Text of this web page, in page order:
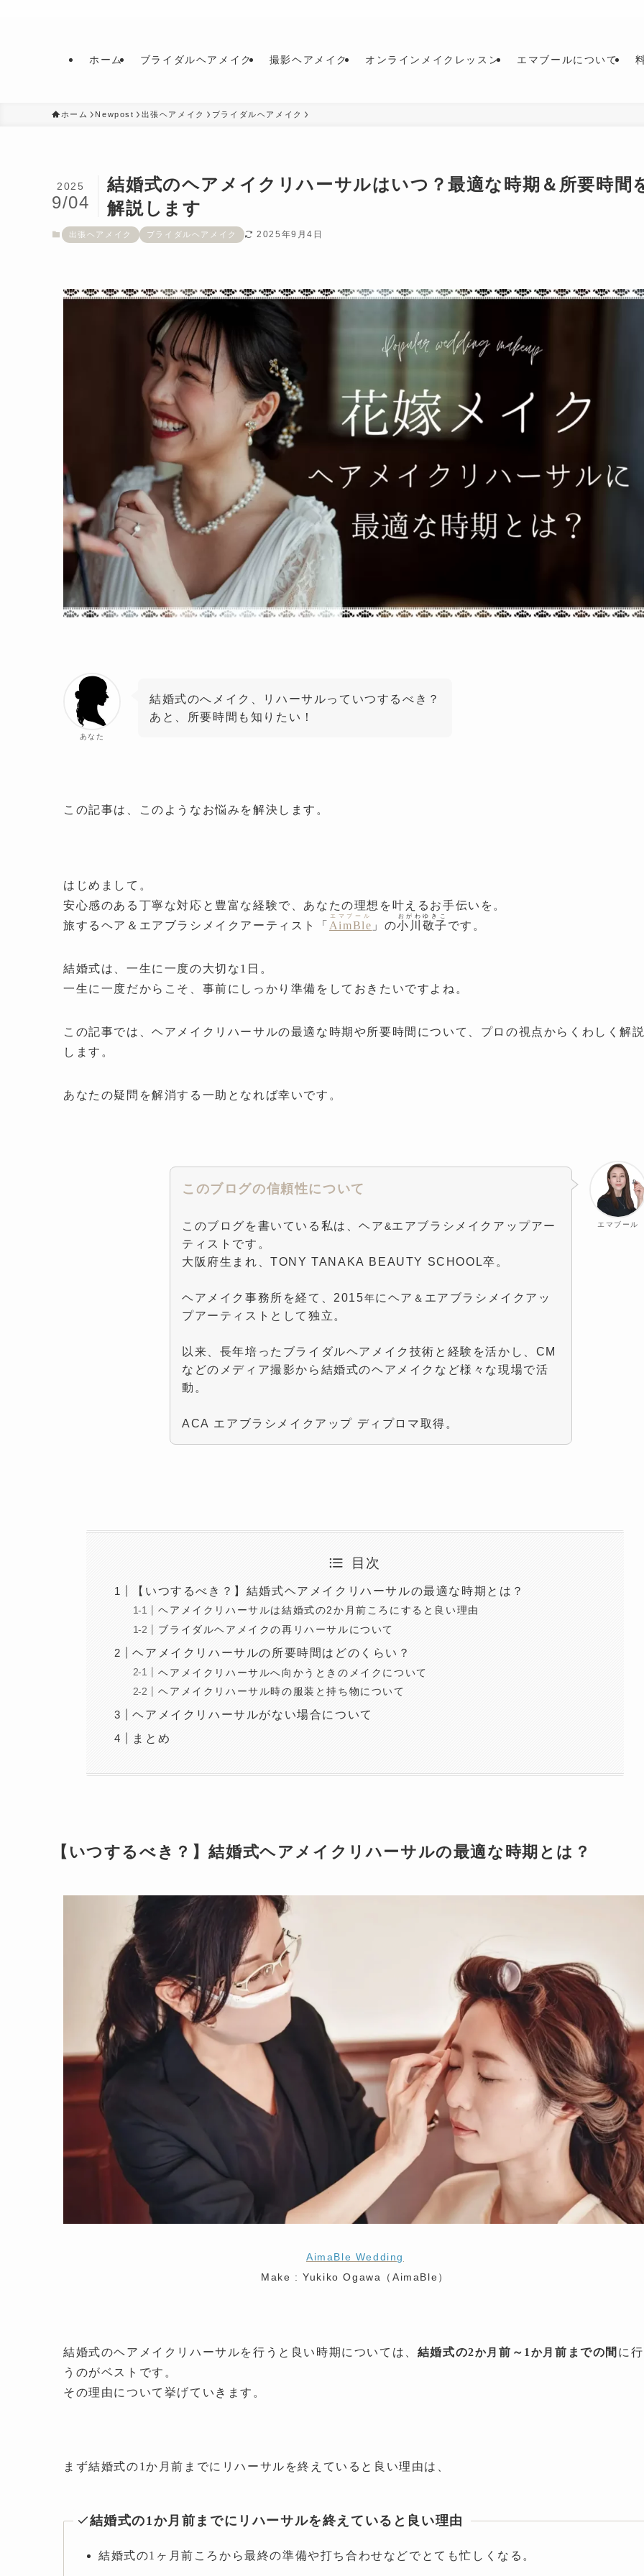
ホーム ブライダルヘアメイク 撮影ヘアメイク オンラインメイクレッスン エマブールについて
ホーム Newpost 出張ヘアメイク ブライダルヘアメイク
結婚式のヘアメイクリハーサルはいつ？最適な時期＆所要時間
解説します
2025
9/04
出張ヘアメイク ブライダルヘアメイク 2025年9月4日
あなた
結婚式のへメイク、リハーサルっていつするべき？
あと、所要時間も知りたい！
この記事は、このようなお悩みを解決します。
はじめまして。
安心感のある丁寧な対応と豊富な経験で、あなたの理想を叶えるお手伝いを。
旅するヘア＆エアブラシメイクアーティスト「 AimBle
エマブール
」の小川敬子
おがわゆきこ
です。
結婚式は、一生に一度の大切な1日。
一生に一度だからこそ、事前にしっかり準備をしておきたいですよね。
この記事では、ヘアメイクリハーサルの最適な時期や所要時間について、プロの視点からくわしく解説
します。
あなたの疑問を解消する一助となれば幸いです。
エマブール
このブログの信頼性について
このブログを書いている私は、ヘア&エアブラシメイクアップアー
ティストです。
大阪府生まれ、TONY TANAKA BEAUTY SCHOOL卒。
ヘアメイク事務所を経て、2015年にヘア ＆ エアブラシメイクアッ
プアーティストとして独立。
以来、長年培ったブライダルヘアメイク技術と経験を活かし、CM
などのメディア撮影から結婚式のヘアメイクなど様々な現場で活
動。
ACA エアブラシメイクアップ ディプロマ取得。
目次
【いつするべき？】結婚式ヘアメイクリハーサルの最適な時期とは？
ヘアメイクリハーサルは結婚式の2か月前ころにすると良い理由
ブライダルヘアメイクの再リハーサルについて
ヘアメイクリハーサルの所要時間はどのくらい？
ヘアメイクリハーサルへ向かうときのメイクについて
ヘアメイクリハーサル時の服装と持ち物について
ヘアメイクリハーサルがない場合について
まとめ
【いつするべき？】結婚式ヘアメイクリハーサルの最適な時期とは？
AimaBle Wedding
Make : Yukiko Ogawa（AimaBle）
結婚式のヘアメイクリハーサルを行うと良い時期については、 結婚式の2か月 前～1 か月 前までの間 に行
うのがベストです。
その理由について挙げていきます。
まず結婚式の1か月前までにリハーサルを終えていると良い理由は、
結婚式の1か月前までにリハーサルを終えていると良い理由
結婚式の1ヶ月前ころから最終の準備や打ち合わせなどでとても忙しくなる。